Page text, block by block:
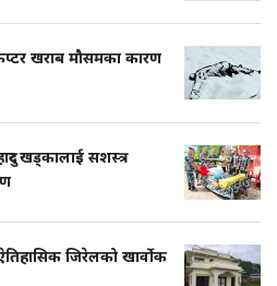
खराब मौसमका कारण
खड्कालाई सशस्त्र
जिरेलको खार्वोक